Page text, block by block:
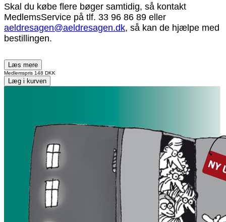
Skal du købe flere bøger samtidig, så kontakt
MedlemsService på tlf. 33 96 86 89 eller
aeldresagen@aeldresagen.dk, så kan de hjælpe med
bestillingen.
Læs mere
Medlemspris 148 DKK
Læg i kurven